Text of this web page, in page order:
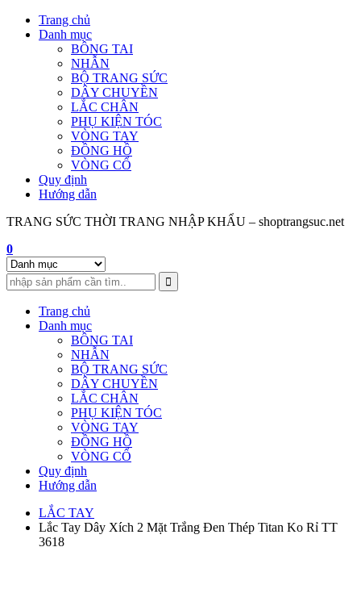
Skip
Trang chủ
Danh mục
BÔNG TAI
NHẪN
BỘ TRANG SỨC
DÂY CHUYỀN
LẮC CHÂN
PHỤ KIỆN TÓC
VÒNG TAY
ĐỒNG HỒ
VÒNG CỔ
Quy định
Hướng dẫn
TRANG SỨC THỜI TRANG NHẬP KHẨU – shoptrangsuc.net
0
Trang chủ
Danh mục
BÔNG TAI
NHẪN
BỘ TRANG SỨC
DÂY CHUYỀN
LẮC CHÂN
PHỤ KIỆN TÓC
VÒNG TAY
ĐỒNG HỒ
VÒNG CỔ
Quy định
Hướng dẫn
LẮC TAY
Lắc Tay Dây Xích 2 Mặt Trắng Đen Thép Titan Ko Rỉ TT
3618